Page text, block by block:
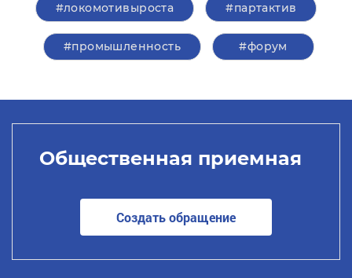
#локомотивыроста #партактив
#промышленность #форум
Общественная приемная
Создать обращение